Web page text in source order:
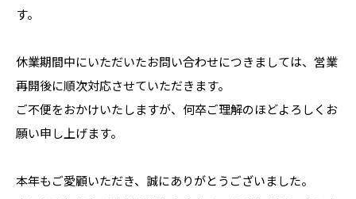
す。
休業期間中にいただいたお問い合わせにつきましては、営業
再開後に順次対応させていただきます。
ご不便をおかけいたしますが、何卒ご理解のほどよろしくお
願い申し上げます。
本年もご愛顧いただき、誠にありがとうございました。